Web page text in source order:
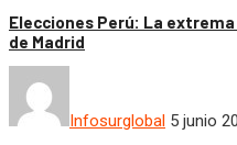
Elecciones Perú: La
de Madrid
Infosurglobal 5 junio